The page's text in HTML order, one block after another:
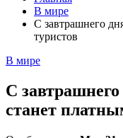
В мире
С завтрашнего
туристов
В мире
С
станет